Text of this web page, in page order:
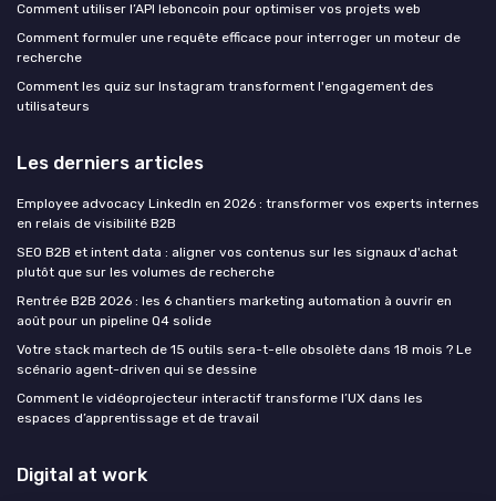
Comment utiliser l’API leboncoin pour optimiser vos projets web
Comment formuler une requête efficace pour interroger un moteur de
recherche
Comment les quiz sur Instagram transforment l'engagement des
utilisateurs
Les derniers articles
Employee advocacy LinkedIn en 2026 : transformer vos experts internes
en relais de visibilité B2B
SEO B2B et intent data : aligner vos contenus sur les signaux d'achat
plutôt que sur les volumes de recherche
Rentrée B2B 2026 : les 6 chantiers marketing automation à ouvrir en
août pour un pipeline Q4 solide
Votre stack martech de 15 outils sera-t-elle obsolète dans 18 mois ? Le
scénario agent-driven qui se dessine
Comment le vidéoprojecteur interactif transforme l’UX dans les
espaces d’apprentissage et de travail
Digital at work